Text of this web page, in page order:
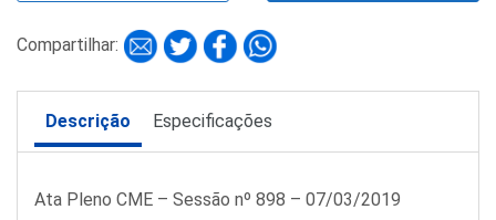
Compartilhar:
Descrição Especificações
Ata Pleno CME – Sessão nº 898 – 07/03/2019